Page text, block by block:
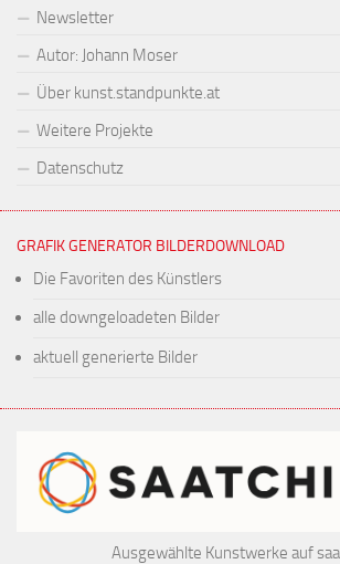
Newsletter
Autor: Johann Moser
Über kunst.standpunkte.at
Weitere Projekte
Datenschutz
GRAFIK GENERATOR BILDERDOWNLOAD
Die Favoriten des Künstlers
alle downgeloadeten Bilder
aktuell generierte Bilder
Ausgewählte Kunstwerke auf